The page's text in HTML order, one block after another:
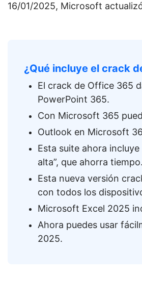
16/01/2025, Microsoft
¿Qué incluye el crack
El crack de Office 365
PowerPoint 365.
Con Microsoft 365
Outlook en Microsoft
Esta suite ahora
alta”, que ahorra tiempo.
Esta nueva versión
con todos los
Microsoft Excel 2025
Ahora puedes usar
2025.